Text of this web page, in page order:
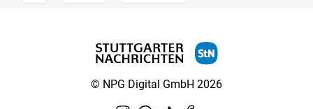
© NPG Digital GmbH 2026